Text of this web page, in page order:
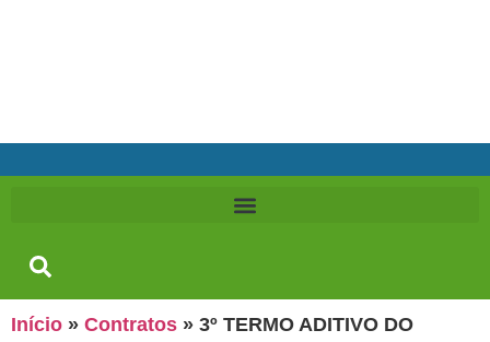
Início » Contratos » 3º TERMO ADITIVO DO